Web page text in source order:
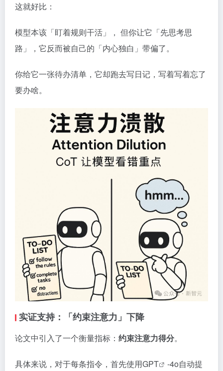
这就好比：
模型本该「盯着规则干活」， 但你让它「先思考思
路」，它反而被自己的「内心独白」带偏了。
你给它一张待办清单，它却跑去写日记，写着写着忘了
要办啥。
实证支持：「约束注意力」下降
论文中引入了一个衡量指标： 约束注意力得分。
具体来说，对于每条指令，首先使用GPT
-4o自动提